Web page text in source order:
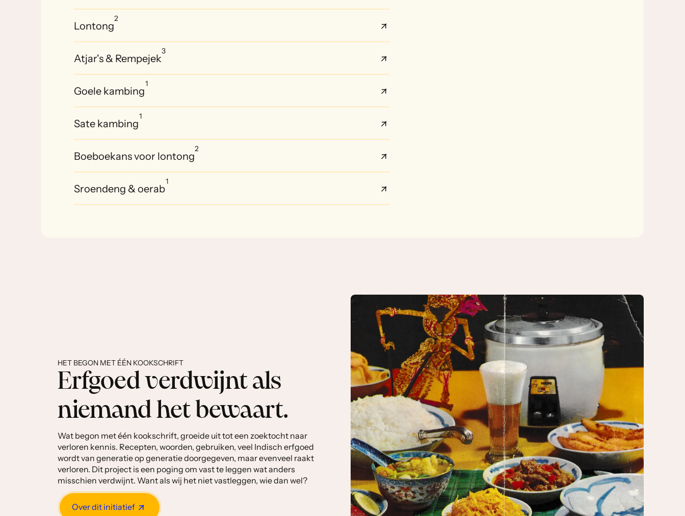
Lontong
2
Atjar's & Rempejek
3
Goele kambing
1
Sate kambing
1
Boeboekans voor lontong
2
Sroendeng & oerab
1
HET BEGON MET ÉÉN KOOKSCHRIFT
Erfgoed verdwijnt als
niemand het bewaart.
Wat begon met één kookschrift, groeide uit tot een zoektocht naar
verloren kennis. Recepten, woorden, gebruiken, veel Indisch erfgoed
wordt van generatie op generatie doorgegeven, maar evenveel raakt
verloren. Dit project is een poging om vast te leggen wat anders
misschien verdwijnt. Want als wij het niet vastleggen, wie dan wel?
Over dit initiatief